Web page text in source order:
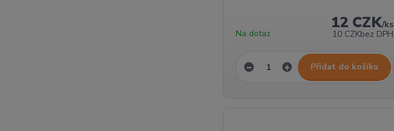
12 CZK/ks
10 CZKbez DPH
Na dotaz
Přidat do košíku